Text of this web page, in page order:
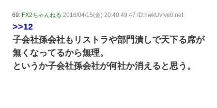
69: FX2ちゃんねる 2016/04/15(金) 20:40:49.47 ID:nwkUvfve0.net
>>12
子会社孫会社もリストラや部門潰しで天下る席が
無くなってるから無理。
というか子会社孫会社が何社か消えると思う。